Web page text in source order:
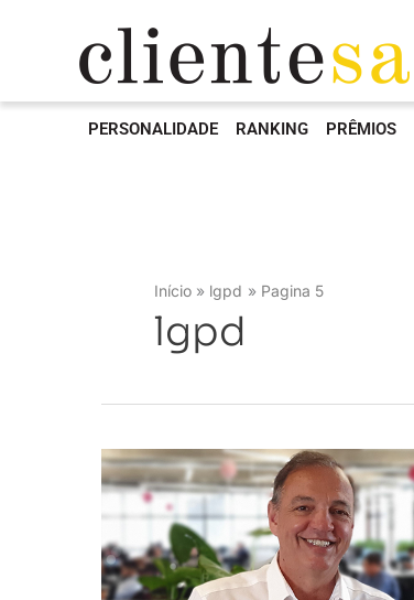
PERSONALIDADE RANKING PRÊMIOS
Início lgpd Pagina 5
lgpd